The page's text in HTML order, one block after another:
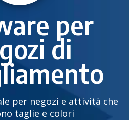
per
di
per negozi e attività che
taglie e colori